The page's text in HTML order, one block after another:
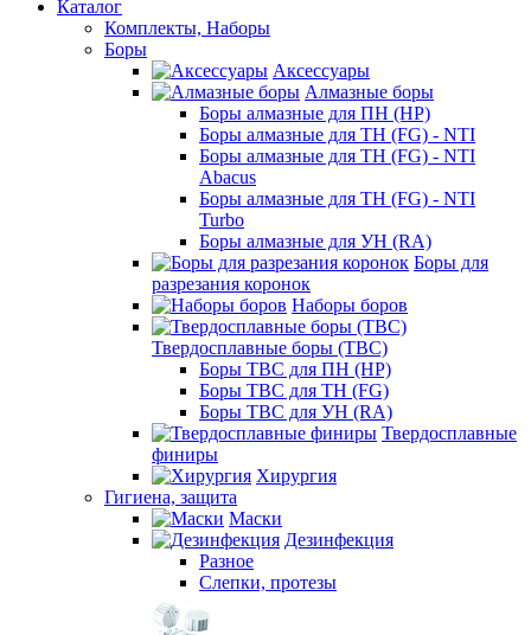
Каталог
Комплекты, Наборы
Боры
Аксессуары
Алмазные боры
Боры алмазные для ПН (HP)
Боры алмазные для ТН (FG) - NTI
Боры алмазные для ТН (FG) - NTI
Abacus
Боры алмазные для ТН (FG) - NTI
Turbo
Боры алмазные для УН (RA)
Боры для
разрезания коронок
Наборы боров
Твердосплавные боры (ТВС)
Боры ТВС для ПН (HP)
Боры ТВС для ТН (FG)
Боры ТВС для УН (RA)
Твердосплавные
финиры
Хирургия
Гигиена, защита
Маски
Дезинфекция
Разное
Слепки, протезы